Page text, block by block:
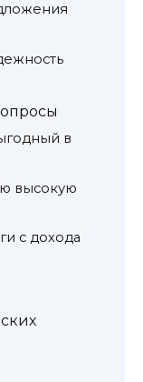
в
высокую
с дохода